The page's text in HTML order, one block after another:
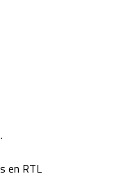
en RTL